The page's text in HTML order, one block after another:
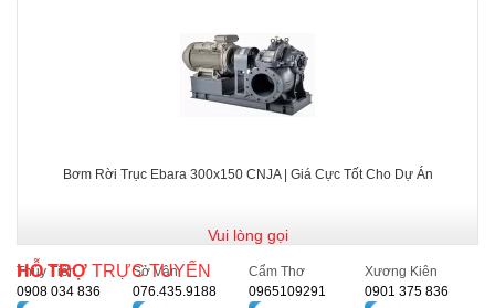
Bơm Rời Trục Ebara 300x150 CNJA | Giá Cực Tốt Cho Dự Án
Vui lòng gọi
HỖ TRỢ TRỰC TUYẾN
Thủy Tiên
0908 034 836
Sở Vân
076.435.9188
Cẩm Thơ
0965109291
Xương Kiên
0901 375 836